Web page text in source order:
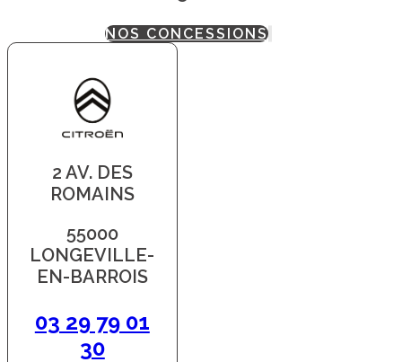
NOS CONCESSIONS
2 AV. DES
ROMAINS
55000
LONGEVILLE-
EN-BARROIS
03 29 79 01
30